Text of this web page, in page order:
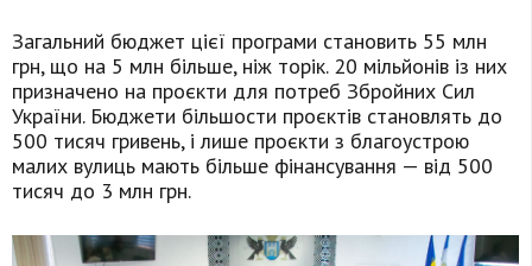
Загальний бюджет цієї програми становить 55 млн
грн, що на 5 млн більше, ніж торік. 20 мільйонів із них
призначено на проєкти для потреб Збройних Сил
України. Бюджети більшости проєктів становлять до
500 тисяч гривень, і лише проєкти з благоустрою
малих вулиць мають більше фінансування — від 500
тисяч до 3 млн грн.